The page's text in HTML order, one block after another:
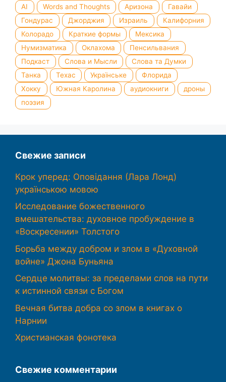
AI Words and Thoughts Аризона
Гавайи
Гондурас
Джорджия Израиль
Калифорния
Колорадо
Краткие формы
Мексика
Нумизматика
Оклахома
Пенсильвания
Подкаст
Слова и Мысли
Слова та Думки
Танка
Техас Українське
Флорида
Хокку
Южная Каролина аудиокниги
дроны
поэзия
Свежие записи
Крок уперед: Оповідання (Лара Лонд)
українською мовою
Исследование божественного
вмешательства: духовное пробуждение в
«Воскресении» Толстого
Борьба между добром и злом в «Духовной
войне» Джона Буньяна
Сердце молитвы: за пределами слов на пути
к истинной связи с Богом
Вечная битва добра со злом в книгах о
Нарнии
Христианская фонотека
Свежие комментарии